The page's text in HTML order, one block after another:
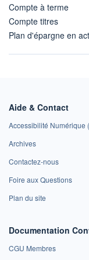
Compte à terme
Compte titres
Plan d'épargne en
Aide & Contact
Accessibilité Numérique
Archives
Contactez-nous
Foire aux Questions
Plan du site
Documentation
CGU Membres